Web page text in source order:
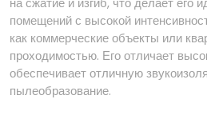
помещений с высокой
как коммерческие объекты или
проходимостью. Его отличает
обеспечивает отличную
пылеобразование.